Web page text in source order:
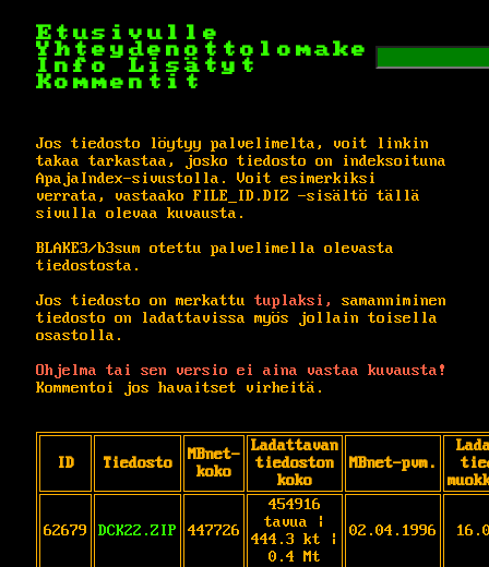
Etusivulle
Yhteydenottolomake
Info
Lisätyt
Kommentit
Jos tiedosto löytyy palvelimelta, voit linkin
takaa tarkastaa, josko tiedosto on indeksoituna
ApajaIndex-sivustolla. Voit esimerkiksi
verrata, vastaako FILE_ID.DIZ -sisältö tällä
sivulla olevaa kuvausta.
BLAKE3/b3sum otettu palvelimella olevasta
tiedostosta.
Jos tiedosto on merkattu tuplaksi,
samanniminen
tiedosto on ladattavissa myös jollain toisella
osastolla.
Ohjelma tai sen versio ei aina vastaa kuvausta!
Kommentoi jos havaitset virheitä.
ID Tiedosto
MBnet-
koko
Ladattavan
tiedoston
koko
MBnet-pvm.
62679 DCK22.ZIP 447726
454916
tavua |
444.3 kt |
0.4 Mt
02.04.1996